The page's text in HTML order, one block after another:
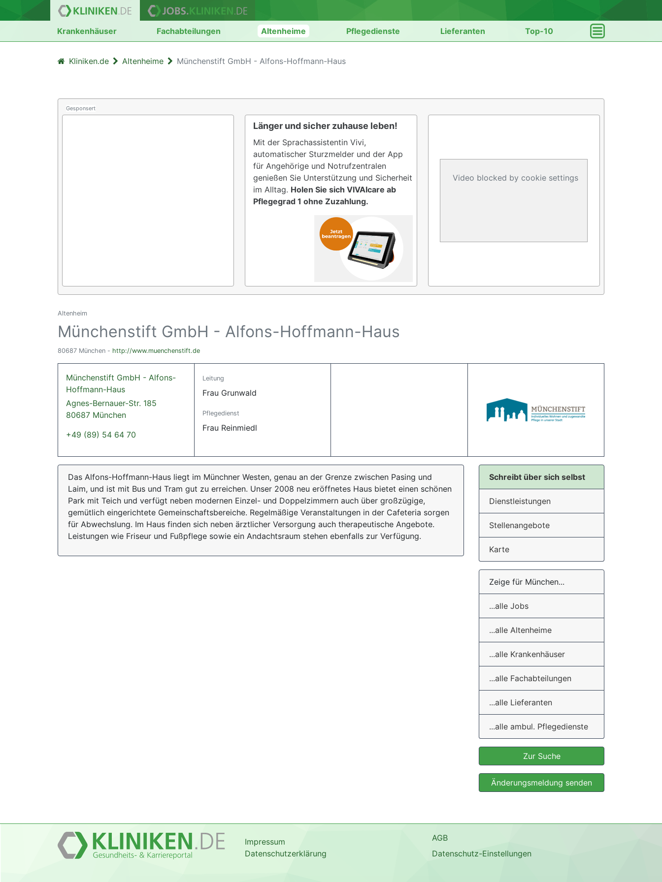
Krankenhäuser Fachabteilungen Altenheime Pflegedienste Lieferanten Top-10
Kliniken.de Altenheime Münchenstift GmbH - Alfons-Hoffmann-Haus
Gesponsert
Länger und sicher zuhause leben!
Mit der Sprachassistentin Vivi,
automatischer Sturzmelder und der App
für Angehörige und Notrufzentralen
genießen Sie Unterstützung und Sicherheit
im Alltag. Holen Sie sich VIVAIcare ab
Pflegegrad 1 ohne Zuzahlung.
Video blocked by cookie settings
Altenheim
Münchenstift GmbH - Alfons-Hoffmann-Haus
80687 München - http://www.muenchenstift.de
Münchenstift GmbH - Alfons-
Hoffmann-Haus
Agnes-Bernauer-Str. 185
80687 München
+49 (89) 54 64 70
Leitung
Frau Grunwald
Pflegedienst
Frau Reinmiedl
Das Alfons-Hoffmann-Haus liegt im Münchner Westen, genau an der Grenze zwischen Pasing und
Laim, und ist mit Bus und Tram gut zu erreichen. Unser 2008 neu eröffnetes Haus bietet einen schönen
Park mit Teich und verfügt neben modernen Einzel- und Doppelzimmern auch über großzügige,
gemütlich eingerichtete Gemeinschaftsbereiche. Regelmäßige Veranstaltungen in der Cafeteria sorgen
für Abwechslung. Im Haus finden sich neben ärztlicher Versorgung auch therapeutische Angebote.
Leistungen wie Friseur und Fußpflege sowie ein Andachtsraum stehen ebenfalls zur Verfügung.
Schreibt über sich selbst
Dienstleistungen
Stellenangebote
Karte
Zeige für München...
...alle Jobs
...alle Altenheime
...alle Krankenhäuser
...alle Fachabteilungen
...alle Lieferanten
...alle ambul. Pflegedienste
Zur Suche
Änderungsmeldung senden
Impressum
Datenschutzerklärung
AGB
Datenschutz-Einstellungen